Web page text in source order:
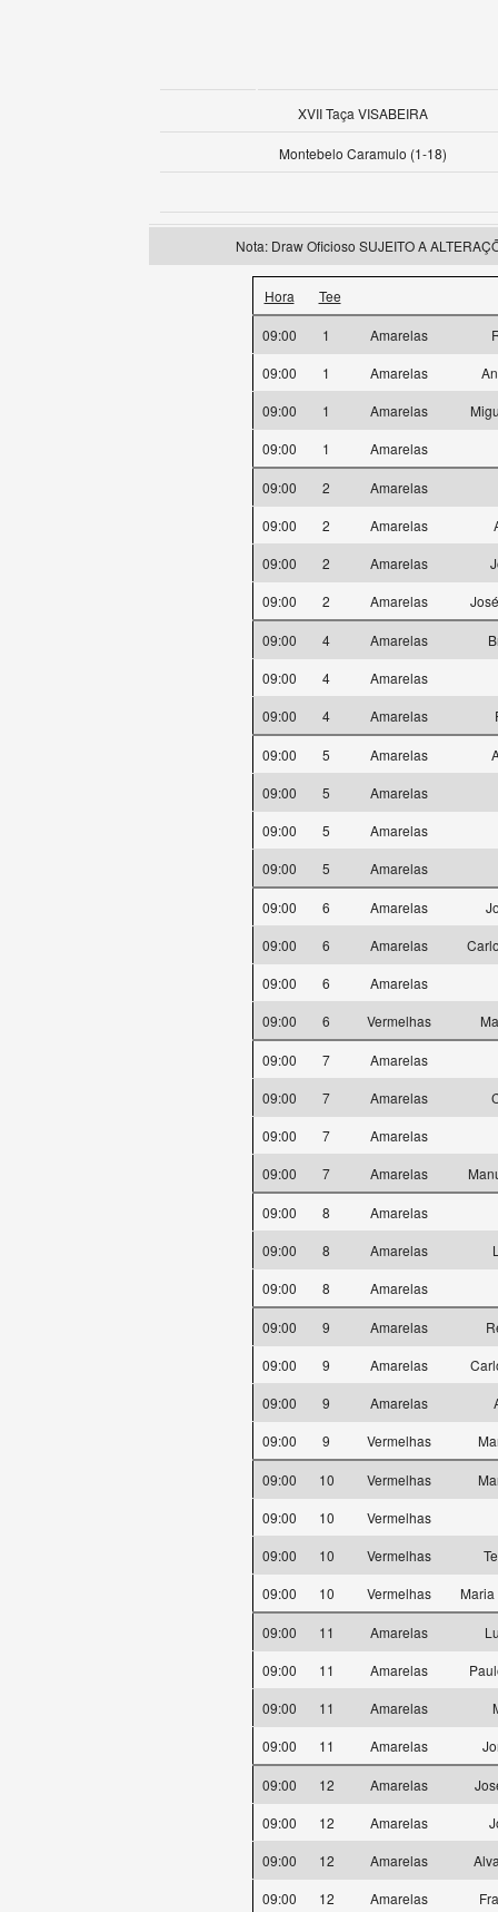
XVII Taça VISABEIRA
Montebelo Caramulo (1-18)
Nota: Draw Oficioso SUJEITO A
Hora Tee
09:00 1 Amarelas
09:00
1 Amarelas
09:00
1 Amarelas
09:00
1 Amarelas
09:00 2
Amarelas
09:00
2 Amarelas
09:00
2 Amarelas
09:00
2 Amarelas
09:00 4 Amarelas
09:00
4
Amarelas
09:00
4 Amarelas
09:00 5 Amarelas
09:00
5 Amarelas
09:00
5
Amarelas
09:00
5 Amarelas
09:00 6 Amarelas
09:00
6 Amarelas
09:00
6
Amarelas
09:00
6 Vermelhas
09:00 7
Amarelas
09:00
7 Amarelas
09:00
7 Amarelas
09:00
7 Amarelas
09:00 8
Amarelas
09:00
8 Amarelas
09:00
8 Amarelas
09:00 9 Amarelas
09:00
9 Amarelas
09:00
9 Amarelas
09:00
9 Vermelhas
09:00 10 Vermelhas
09:00
10
Vermelhas
09:00
10 Vermelhas
09:00
10 Vermelhas
09:00 11 Amarelas
09:00
11 Amarelas
09:00
11 Amarelas
09:00
11 Amarelas
09:00 12 Amarelas
09:00
12 Amarelas
09:00
12 Amarelas
09:00
12 Amarelas